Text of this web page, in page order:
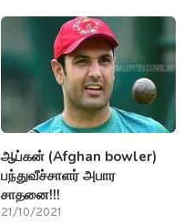
ஆப்கன் (Afghan bowler)
பந்துவீச்சாளர் அபார
சாதனை!!!
21/10/2021